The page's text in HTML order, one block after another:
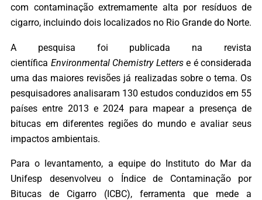
com contaminação extremamente alta por resíduos de
cigarro, incluindo dois localizados no Rio Grande do Norte.
A pesquisa foi publicada na revista
científica Environmental Chemistry Letterse é considerada
uma das maiores revisões já realizadas sobre o tema. Os
pesquisadores analisaram 130 estudos conduzidos em 55
países entre 2013 e 2024 para mapear a presença de
bitucas em diferentes regiões do mundo e avaliar seus
impactos ambientais.
Para o levantamento, a equipe do Instituto do Mar da
Unifesp desenvolveu o Índice de Contaminação por
Bitucas de Cigarro (ICBC), ferramenta que mede a